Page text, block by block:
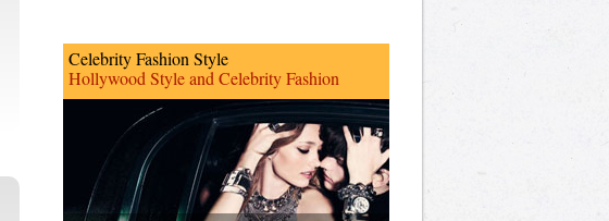
Celebrity Fashion Style
Hollywood Style and Celebrity Fashion